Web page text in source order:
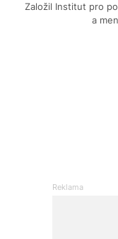
Založil Institut pro
a